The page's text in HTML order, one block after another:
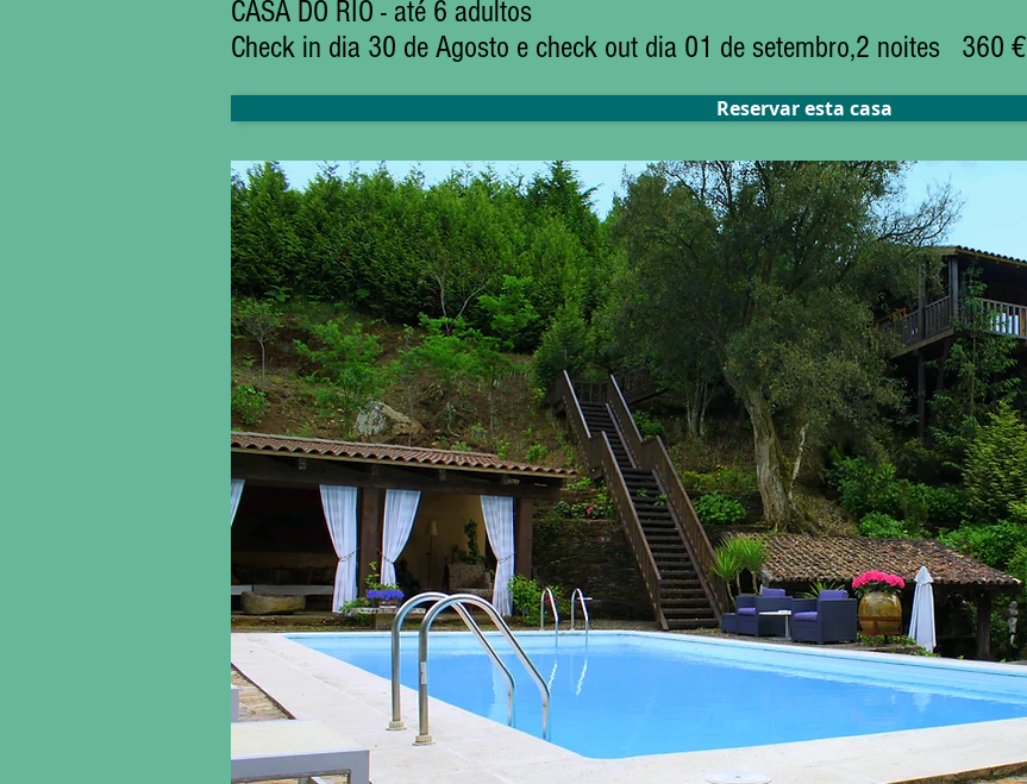
CASA DO RIO - até 6 adultos
Check in dia 30 de Agosto e check out dia 01 de setembro,2 noites 360 €
Reservar esta casa